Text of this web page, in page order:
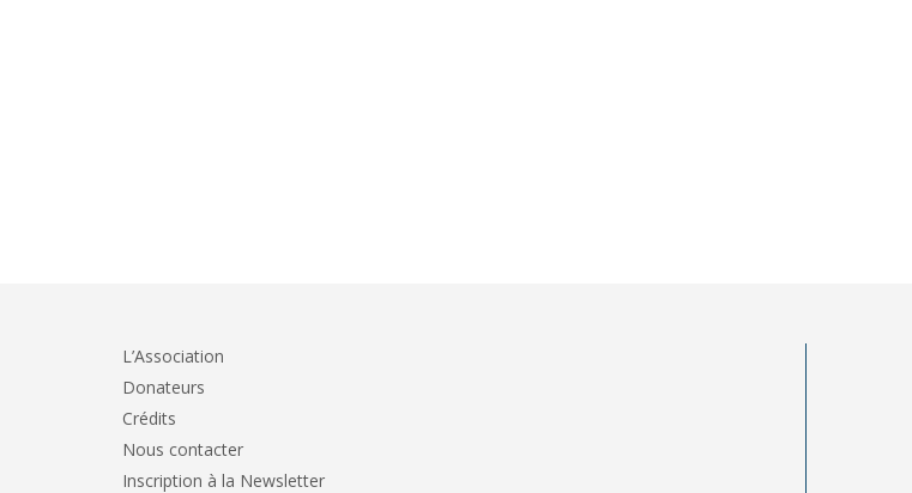
L’Association
Donateurs
Crédits
Nous contacter
Inscription à la Newsletter